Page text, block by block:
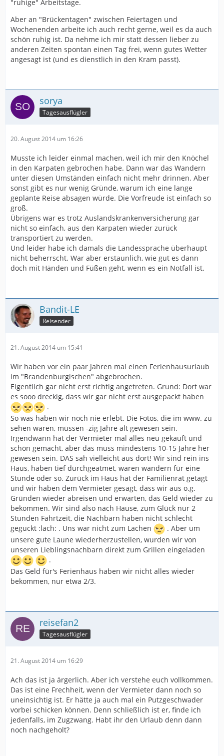
"ruhige" Arbeitstage.
Aber an "Brückentagen" zwischen Feiertagen und
Wochenenden arbeite ich auch recht gerne, weil es da auch
schön ruhig ist. Da nehme ich mir statt dessen lieber zu
anderen Zeiten spontan einen Tag frei, wenn gutes Wetter
angesagt ist (und es dienstlich in den Kram passt).
sorya
Tagesausflügler
20. August 2014 um 16:26
Musste ich leider einmal machen, weil ich mir den Knöchel
in den Karpaten gebrochen habe. Dann war das Wandern
unter diesen Umständen einfach nicht mehr drinnen. Aber
sonst gibt es nur wenig Gründe, warum ich eine lange
geplante Reise absagen würde. Die Vorfreude ist einfach so
groß.
Übrigens war es trotz Auslandskrankenversicherung gar
nicht so einfach, aus den Karpaten wieder zurück
transportiert zu werden.
Und leider habe ich damals die Landessprache überhaupt
nicht beherrscht. War aber erstaunlich, wie gut es dann
doch mit Händen und Füßen geht, wenn es ein Notfall ist.
Bandit-LE
Reisender
21. August 2014 um 15:41
Wir haben vor ein paar Jahren mal einen Ferienhausurlaub
im "Brandenburgischen" abgebrochen.
Eigentlich gar nicht erst richtig angetreten. Grund: Dort war
es sooo dreckig, dass wir gar nicht erst ausgepackt haben
.
So was haben wir noch nie erlebt. Die Fotos, die im www. zu
sehen waren, müssen -zig Jahre alt gewesen sein.
Irgendwann hat der Vermieter mal alles neu gekauft und
schön gemacht, aber das muss mindestens 10-15 Jahre her
gewesen sein. DAS sah vielleicht aus dort! Wir sind rein ins
Haus, haben tief durchgeatmet, waren wandern für eine
Stunde oder so. Zurück im Haus hat der Familienrat getagt
und wir haben dem Vermieter gesagt, dass wir aus o.g.
Gründen wieder abreisen und erwarten, das Geld wieder zu
bekommen. Wir sind also nach Hause, zum Glück nur 2
Stunden Fahrtzeit, die Nachbarn haben nicht schlecht
geguckt :lach: . Uns war nicht zum Lachen
. Aber um
unsere gute Laune wiederherzustellen, wurden wir von
unseren Lieblingsnachbarn direkt zum Grillen eingeladen
.
Das Geld für's Ferienhaus haben wir nicht alles wieder
bekommen, nur etwa 2/3.
reisefan2
Tagesausflügler
21. August 2014 um 16:29
Ach das ist ja ärgerlich. Aber ich verstehe euch vollkommen.
Das ist eine Frechheit, wenn der Vermieter dann noch so
uneinsichtig ist. Er hätte ja auch mal ein Putzgeschwader
vorbei schicken können. Denn schließlich ist er, finde ich
jedenfalls, im Zugzwang. Habt ihr den Urlaub denn dann
noch nachgeholt?